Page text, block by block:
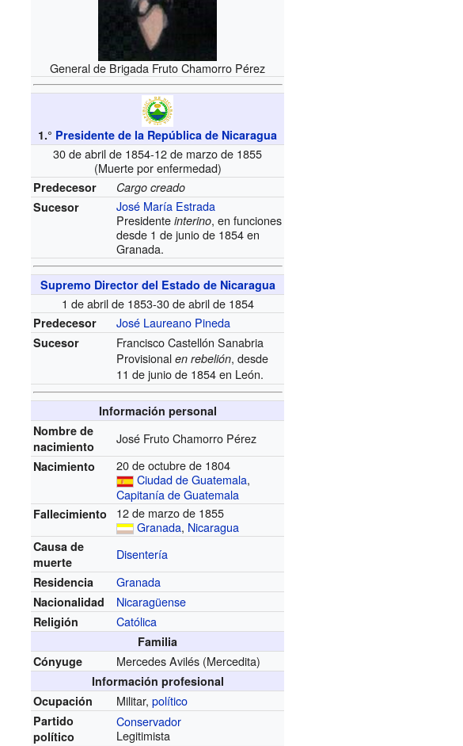
General de Brigada Fruto Chamorro Pérez
1.° Presidente de la República de Nicaragua
30 de abril de 1854-12 de marzo de 1855
(Muerte por enfermedad)
Predecesor
Cargo creado
Sucesor
José María Estrada
Presidenteinterino, en funciones
desde 1 de junio de 1854 en
Granada.
Supremo Director del Estado de Nicaragua
1 de abril de 1853-30 de abril de 1854
Predecesor José Laureano Pineda
Sucesor
Francisco Castellón Sanabria
Provisionalen rebelión, desde
11 de junio de 1854 en León.
Información personal
Nombre de
nacimiento
José Fruto Chamorro Pérez
Nacimiento
20 de octubre de 1804
Ciudad de Guatemala,
Capitanía de Guatemala
Fallecimiento
12 de marzo de 1855
Granada, Nicaragua
Causa de
muerte
Disentería
Residencia Granada
Nacionalidad Nicaragüense
Religión Católica
Familia
Cónyuge
Mercedes Avilés (Mercedita)
Información profesional
Ocupación
Militar,político
Partido
político
Conservador
Legitimista